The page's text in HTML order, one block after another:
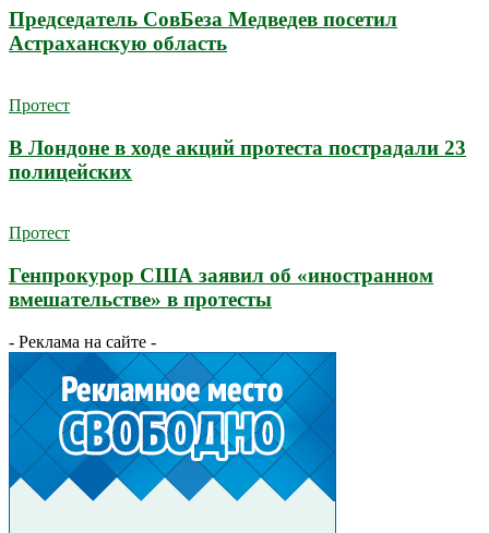
Председатель СовБеза Медведев посетил
Астраханскую область
Протест
В Лондоне в ходе акций протеста пострадали 23
полицейских
Протест
Генпрокурор США заявил об «иностранном
вмешательстве» в протесты
- Реклама на сайте -